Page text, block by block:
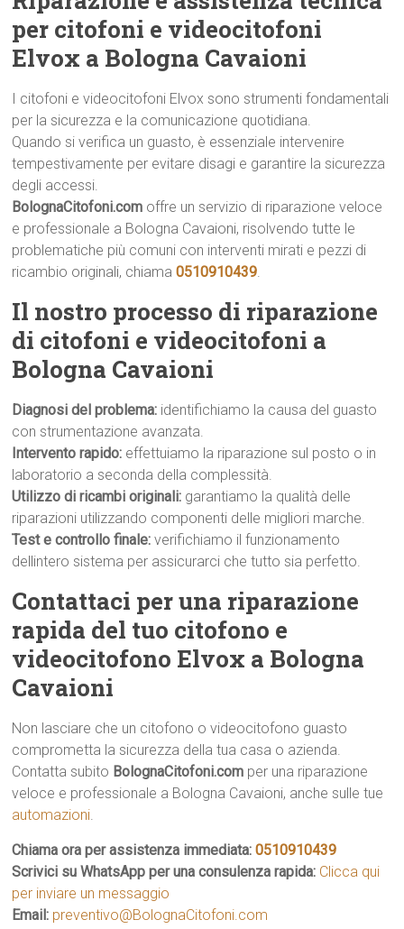
per citofoni e videocitofoni
Elvox a Bologna Cavaioni
I citofoni e videocitofoni Elvox sono strumenti fondamentali
per la sicurezza e la comunicazione quotidiana.
Quando si verifica un guasto, è essenziale intervenire
tempestivamente per evitare disagi e garantire la sicurezza
degli accessi.
BolognaCitofoni.com offre un servizio di riparazione veloce
e professionale a Bologna Cavaioni, risolvendo tutte le
problematiche più comuni con interventi mirati e pezzi di
ricambio originali, chiama0510910439.
Il nostro processo di riparazione
di citofoni e videocitofoni a
Bologna Cavaioni
Diagnosi del problema: identifichiamo la causa del guasto
con strumentazione avanzata.
Intervento rapido: effettuiamo la riparazione sul posto o in
laboratorio a seconda della complessità.
Utilizzo di ricambi originali: garantiamo la qualità delle
riparazioni utilizzando componenti delle migliori marche.
Test e controllo finale:verifichiamo il funzionamento
dellintero sistema per assicurarci che tutto sia perfetto.
Contattaci per una riparazione
rapida del tuo citofono e
videocitofono Elvox a Bologna
Cavaioni
Non lasciare che un citofono o videocitofono guasto
comprometta la sicurezza della tua casa o azienda.
Contatta subito BolognaCitofoni.com per una riparazione
veloce e professionale a Bologna Cavaioni, anche sulle tue
automazioni.
Chiama ora per assistenza immediata:0510910439
Scrivici su WhatsApp per una consulenza rapida: Clicca qui
per inviare un messaggio
Email: preventivo@BolognaCitofoni.com